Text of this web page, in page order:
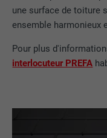
une surface de toiture
ensemble harmonieux
Pour plus
interlocuteur PREFA